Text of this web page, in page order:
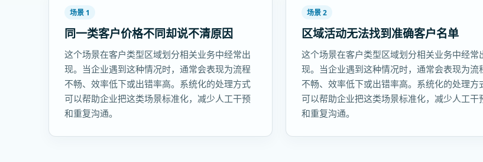
场景 1
同一类客户价格不同却说不清原因
这个场景在客户类型区域划分相关业务中经常出
现。当企业遇到这种情况时，通常会表现为流程
不畅、效率低下或出错率高。系统化的处理方式
可以帮助企业把这类场景标准化，减少人工干预
和重复沟通。
场景 2
区域活动无法找到准确客户名单
这个场景在客户类型区域划分相关业务中经常
现。当企业遇到这种情况时，通常会表现为流
不畅、效率低下或出错率高。系统化的处理方
可以帮助企业把这类场景标准化，减少人工干
和重复沟通。